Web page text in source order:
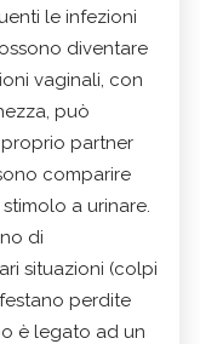
le infezioni
diventare
vaginali, con
può
partner
comparire
a urinare.
di
situazioni (colpi
perdite
è legato ad un